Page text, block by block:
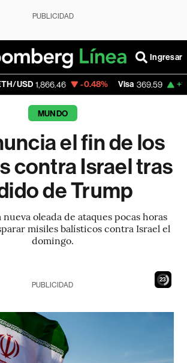
PUBLICIDAD
Ingresar
-0.48% Visa 369.59 +1.07%
MUNDO
el fin de los
contra Israel tras
de Trump
oleada de ataques pocas horas
misiles balísticos contra Israel el
domingo.
21
PUBLICIDAD